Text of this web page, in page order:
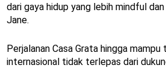
dari gaya hidup yang lebih mindful
Jane.
Perjalanan Casa Grata hingga
internasional tidak terlepas dari